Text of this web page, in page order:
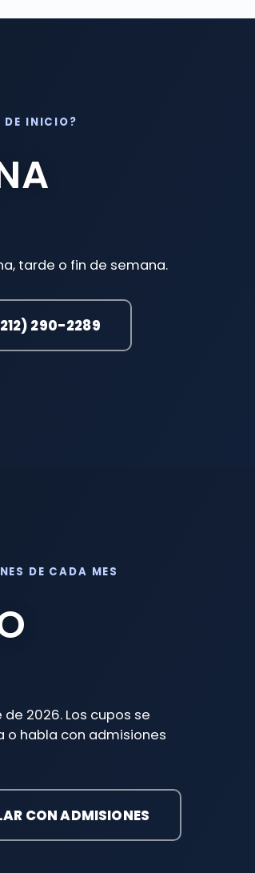
DE INICIO?
tarde o fin de semana.
290-2289
DE CADA MES
de 2026. Los cupos se
o habla con admisiones
CON ADMISIONES